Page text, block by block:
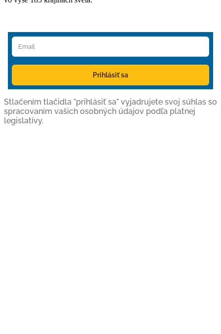
Prihlásiť sa
Stlačením tlačidla "prihlásiť sa" vyjadrujete svoj súhlas so
spracovaním vašich osobných údajov podľa platnej
legislatívy.